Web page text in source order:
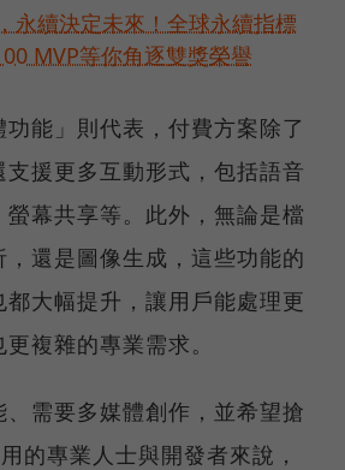
永續決定未來！全球永續指標
MVP等你角逐雙獎榮譽
能」則代表，付費方案除了
援更多互動形式，包括語音
幕共享等。此外，無論是檔
還是圖像生成，這些功能的
大幅提升，讓用戶能處理更
複雜的專業需求。
需要多媒體創作，並希望搶
的專業人士與開發者來說，